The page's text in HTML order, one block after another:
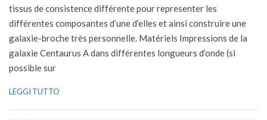
tissus de consistence différente pour representer les
différentes composantes d’une d’elles et ainsi construire une
galaxie-broche très personnelle. Matériels Impressions de la
galaxie Centaurus A dans différentes longueurs d’onde (si
possible sur
LEGGI TUTTO